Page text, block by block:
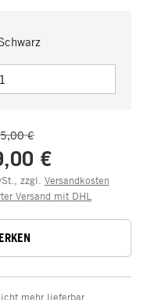
€
€
zzgl. Versandkosten
Versand mit DHL
mehr lieferbar